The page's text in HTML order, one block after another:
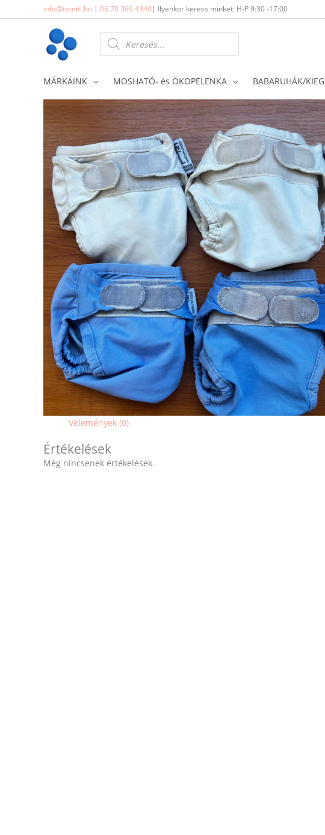
to
info@temiti.hu | 06 70 369 4340| Ilyenkor keress minket: H-P 9:30 -17:00
Products
search
MÁRKÁINK MOSHATÓ- és ÖKOPELENKA BABARUHÁK/
Vélemények (0)
Értékelések
Még nincsenek értékelések.